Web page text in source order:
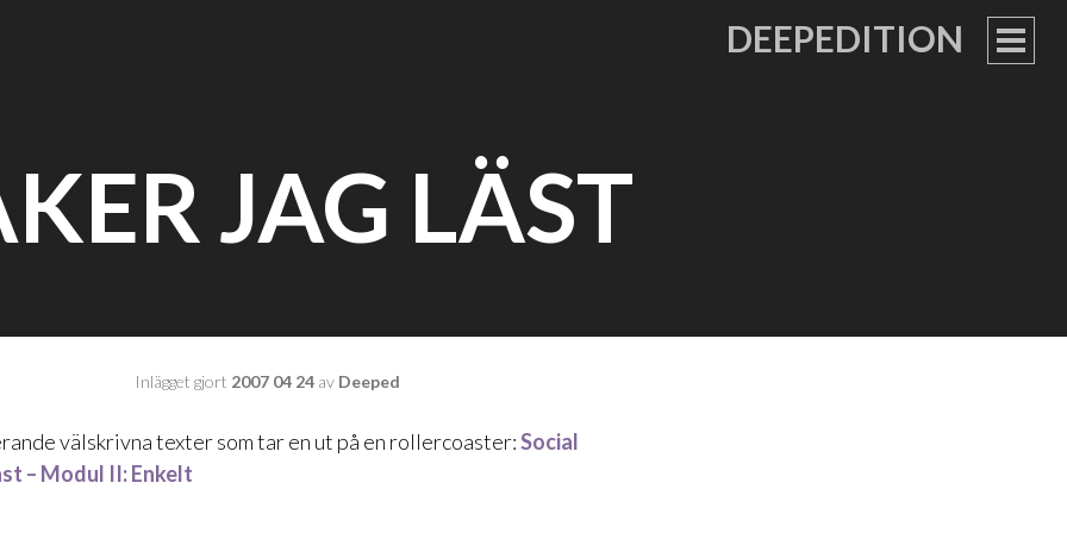
DEEPEDITION
JAG LÄST
Inlägget gjort 2007 04 24av Deeped
välskrivna texter som tar en ut på en rollercoaster:Social
– Modul II: Enkelt